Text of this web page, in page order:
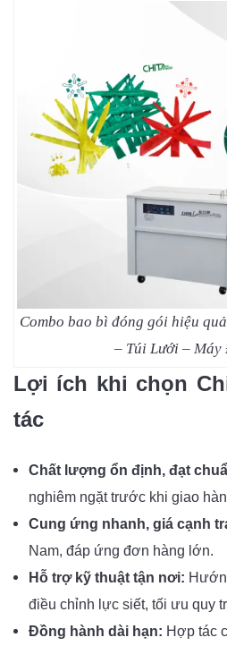
Combo bao bì đóng gói hiệu
– Túi Lưới –
Lợi ích khi chọn
tác
Chất lượng ổn định, đạt
nghiêm ngặt trước khi giao
Cung ứng nhanh, giá cạnh
Nam, đáp ứng đơn hàng lớn.
Hỗ trợ kỹ thuật tận nơi:
điều chỉnh lực siết, tối ưu quy
Đồng hành dài hạn: Hợp tác